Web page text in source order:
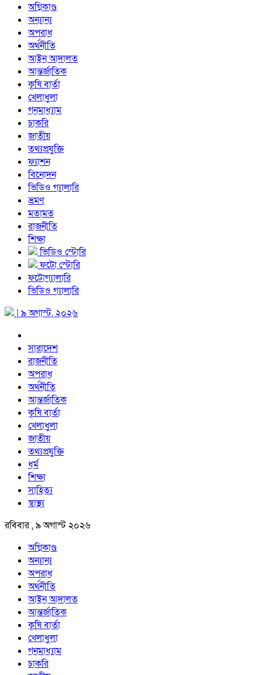
অগ্নিকাণ্ড
অন্যান্য
অপরাধ
অর্থনীতি
আইন আদালত
আন্তর্জাতিক
কৃষি বার্তা
খেলাধুলা
গনমাধ্যাম
চাকরি
জাতীয়
তথ্যপ্রযুক্তি
ফ্যাশন
বিনোদন
ভিডিও গ্যালারি
ভ্রমণ
মতামত
রাজনীতি
শিক্ষা
ভিডিও স্টোরি
ফটো স্টোরি
ফটোগ্যালারি
ভিডিও গ্যালারি
| ৯ অগাস্ট, ২০২৬
সারাদেশ
রাজনীতি
অপরাধ
অর্থনীতি
আন্তর্জাতিক
কৃষি বার্তা
খেলাধুলা
জাতীয়
তথ্যপ্রযুক্তি
ধর্ম
শিক্ষা
সাহিত্য
স্বাস্থ্য
রবিবার , ৯ অগাস্ট ২০২৬
অগ্নিকাণ্ড
অন্যান্য
অপরাধ
অর্থনীতি
আইন আদালত
আন্তর্জাতিক
কৃষি বার্তা
খেলাধুলা
গনমাধ্যাম
চাকরি